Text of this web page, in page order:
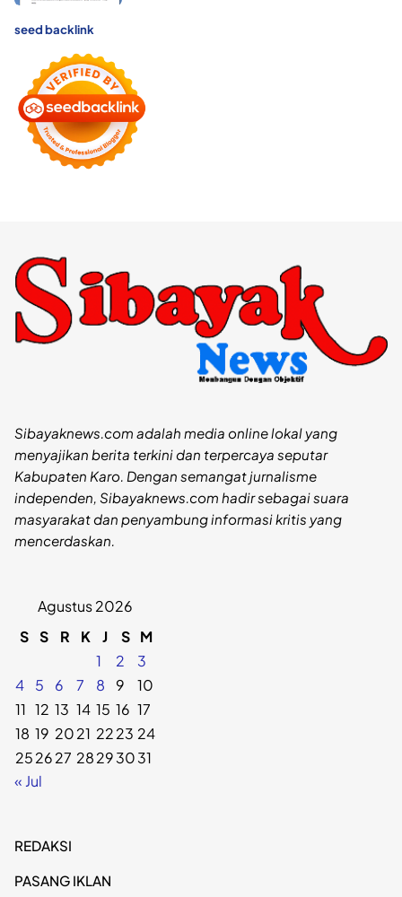
seed backlink
Sibayaknews.com adalah media online lokal yang
menyajikan berita terkini dan terpercaya seputar
Kabupaten Karo. Dengan semangat jurnalisme
independen, Sibayaknews.com hadir sebagai suara
masyarakat dan penyambung informasi kritis yang
mencerdaskan.
Agustus 2026
S S R K J S M
1
2
3
4
5 6 7 8 9
10
11 12 13 14 15 16 17
18 19 2021 2223 24
252627 28293031
« Jul
REDAKSI
PASANG IKLAN